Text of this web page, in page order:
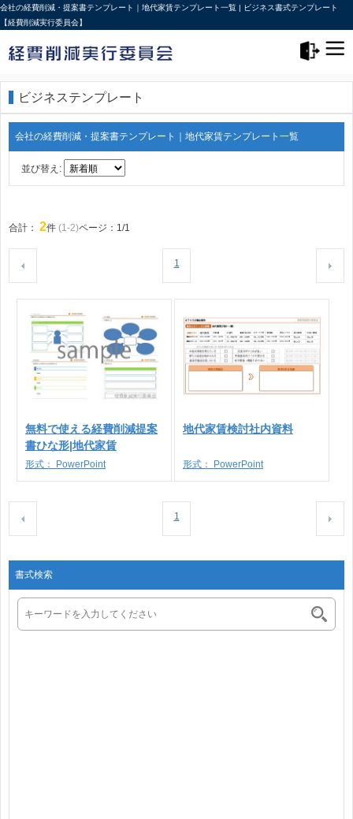
会社の経費削減・提案書テンプレート｜地代家賃テンプレート一覧 | ビジネス書式テンプレート
【経費削減実行委員会】
ビジネステンプレート
会社の経費削減・提案書テンプレート｜地代家賃テンプレート一覧
並び替え:
合計： 2件 (1-2)ページ：1/1
1
無料で使える経費削減提案
書ひな形|地代家賃
形式： PowerPoint
地代家賃検討社内資料
形式： PowerPoint
1
書式検索